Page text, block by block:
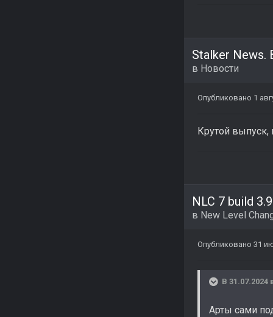
Stalker News.
в Новости
Опубликовано 1
Крутой
NLC 7 build 3.9
в New Level
Опубликовано 31
В 31.07.2024
Арты сами